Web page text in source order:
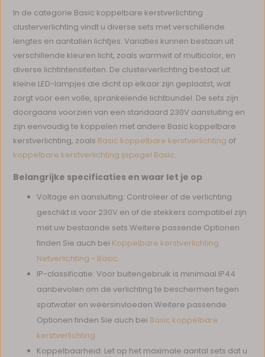
In de categorie Basic koppelbare kerstverlichting
clusterverlichting vindt u diverse sets met verschillende
lengtes en aantallen lichtjes. Variaties kunnen bestaan uit
verschillende kleuren licht, zoals warmwit of multicolor, en
diverse lichtintensiteiten. De clusterverlichting bestaat uit
kleine LED-lampjes die dicht op elkaar zijn geplaatst, wat
zorgt voor een volle, sprankelende lichtbundel. De sets zijn
doorgaans voorzien van een standaard 230V aansluiting en
zijn eenvoudig te koppelen met andere Basic koppelbare
kerstverlichting, zoals Basic koppelbare kerstverlichting of
koppelbare kerstverlichting ijspegel Basic.
Belangrijke specificaties en waar let je op
Voltage en aansluiting: Controleer of de verlichting
geschikt is voor 230V en of de stekkers compatibel zijn
met uw bestaande sets Weitere passende Optionen
finden Sie auch bei Koppelbare kerstverlichting
Netverlichting - Basic.
IP-classificatie: Voor buitengebruik is minimaal IP44
aanbevolen om de verlichting te beschermen tegen
spatwater en weersinvloeden Weitere passende
Optionen finden Sie auch bei Basic koppelbare
kerstverlichting.
Koppelbaarheid: Let op het maximale aantal sets dat u